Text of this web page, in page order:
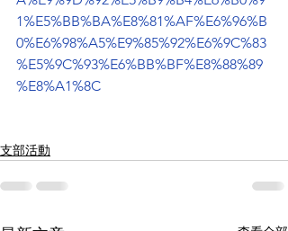
1%E5%BB%BA%E8%81%AF%E6%96%B
0%E6%98%A5%E9%85%92%E6%9C%83
%E5%9C%93%E6%BB%BF%E8%88%89
%E8%A1%8C
支部活動